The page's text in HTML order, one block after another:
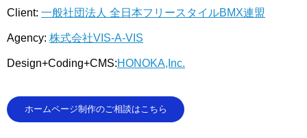
Client: 一般社団法人 全日本フリースタイルBMX連盟
Agency: 株式会社VIS-A-VIS
Design+Coding+CMS:HONOKA,Inc.
ホームページ制作のご相談はこちら